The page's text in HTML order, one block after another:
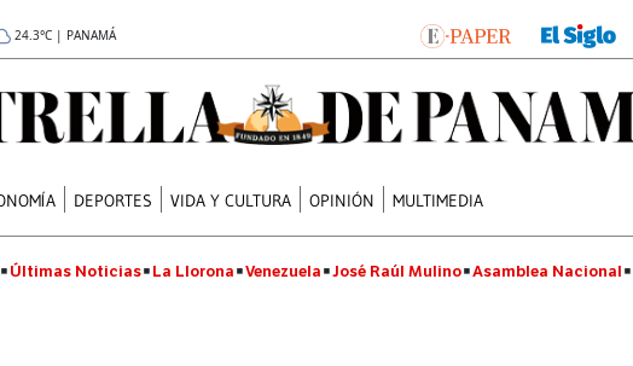
24.3°C | PANAMÁ
DEPORTES VIDA Y CULTURA OPINIÓN MULTIMEDIA
Últimas Noticias La Llorona Venezuela José Raúl Mulino Asamblea Nacional